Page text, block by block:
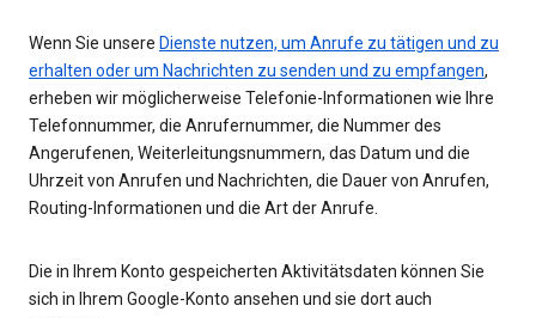
Wenn Sie unsere Dienste nutzen, um Anrufe zu tätigen und zu
erhalten oder um Nachrichten zu senden und zu empfangen,
erheben wir möglicherweise Telefonie-Informationen wie Ihre
Telefonnummer, die Anrufernummer, die Nummer des
Angerufenen, Weiterleitungsnummern, das Datum und die
Uhrzeit von Anrufen und Nachrichten, die Dauer von Anrufen,
Routing-Informationen und die Art der Anrufe.
Die in Ihrem Konto gespeicherten Aktivitätsdaten können Sie
sich in Ihrem Google-Konto ansehen und sie dort auch